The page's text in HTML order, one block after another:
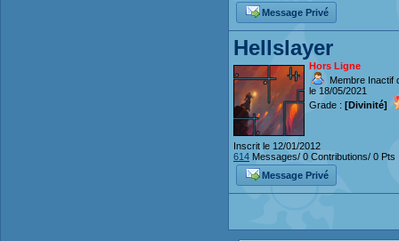
Message Privé
Hellslayer
Hors Ligne
Membre Inactif
le 18/05/2021
Grade : [Divinité]
Inscrit le 12/01/2012
614 Messages/ 0 Contributions/ 0 Pts
Message Privé